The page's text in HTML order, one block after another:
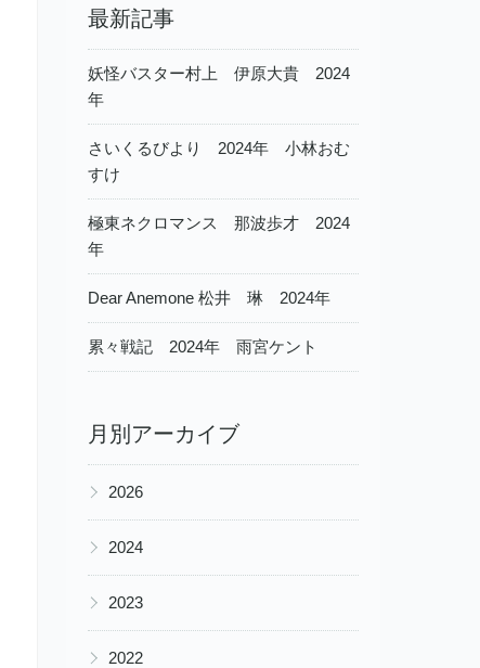
最新記事
妖怪バスター村上 伊原大貴 2024
年
さいくるびより 2024年 小林おむ
すけ
極東ネクロマンス 那波歩才 2024
年
Dear Anemone 松井 琳 2024年
累々戦記 2024年 雨宮ケント
月別アーカイブ
▶ 2026
▶ 2024
▶ 2023
▶ 2022